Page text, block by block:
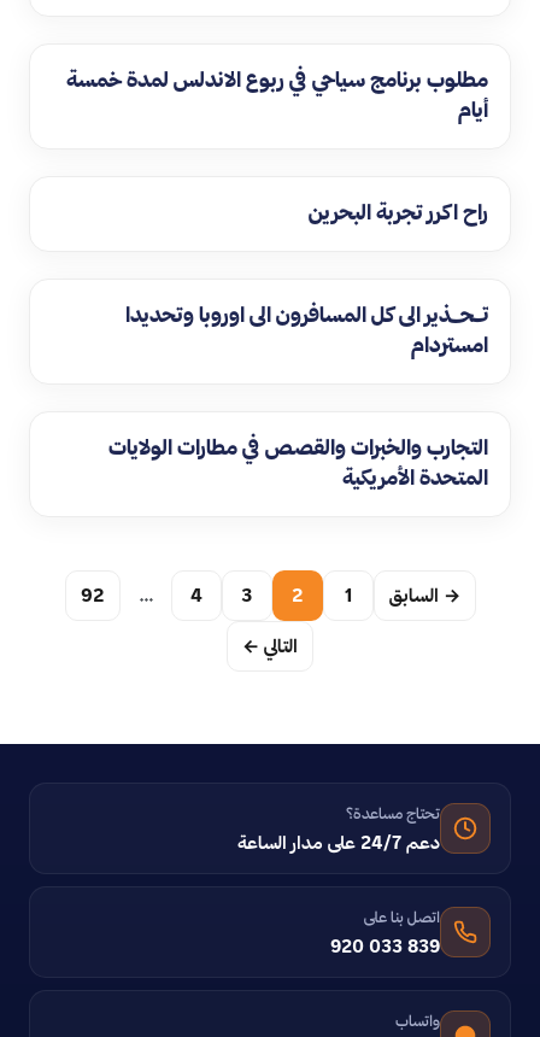
مطلوب برنامج سياحي في ربوع الاندلس لمدة خمسة
أيام
راح اكرر تجربة البحرين
تــحـــذير الى كل المسافرون الى اوروبا وتحديدا
امستردام
التجارب والخبرات والقصص في مطارات الولايات
المتحدة الأمريكية
→ السابق 1
2
3
4
…
92
التالي ←
تحتاج مساعدة؟
دعم 24/7 على مدار الساعة
اتصل بنا على
920 033 839
واتساب